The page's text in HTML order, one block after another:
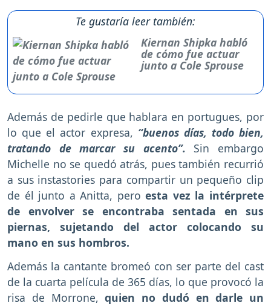
Te gustaría leer también:
Kiernan Shipka habló
de cómo fue actuar
junto a Cole Sprouse
Además de pedirle que hablara en portugues, por
lo que el actor expresa, “buenos días, todo bien,
tratando de marcar su acento”. Sin embargo
Michelle no se quedó atrás, pues también recurrió
a sus instastories para compartir un pequeño clip
de él junto a Anitta, peroesta vez la intérprete
de envolver se encontraba sentada en sus
piernas, sujetando del actor colocando su
mano en sus hombros.
Además la cantante bromeó con ser parte del cast
de la cuarta película de 365 días, lo que provocó la
risa de Morrone,quien no dudó en darle un